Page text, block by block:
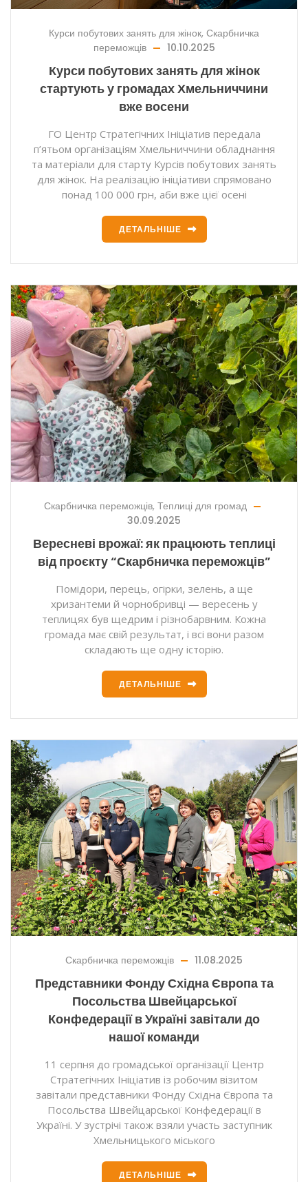
Курси побутових занять для жінок, Скарбничка
переможців
10.10.2025
Курси побутових занять для жінок
стартують у громадах Хмельниччини
вже восени
ГО Центр Стратегічних Ініціатив передала
п’ятьом організаціям Хмельниччини обладнання
та матеріали для старту Курсів побутових занять
для жінок. На реалізацію ініціативи спрямовано
понад 100 000 грн, аби вже цієї осені
ДЕТАЛЬНІШЕ
Скарбничка переможців, Теплиці для громад
30.09.2025
Вересневі врожаї: як працюють теплиці
від проєкту “Скарбничка переможців”
Помідори, перець, огірки, зелень, а ще
хризантеми й чорнобривці — вересень у
теплицях був щедрим і різнобарвним. Кожна
громада має свій результат, і всі вони разом
складають ще одну історію.
ДЕТАЛЬНІШЕ
Скарбничка переможців 11.08.2025
Представники Фонду Східна Європа та
Посольства Швейцарської
Конфедерації в Україні завітали до
нашої команди
11 серпня до громадської організації Центр
Стратегічних Ініціатив із робочим візитом
завітали представники Фонду Східна Європа та
Посольства Швейцарської Конфедерації в
Україні. У зустрічі також взяли участь заступник
Хмельницького міського
ДЕТАЛЬНІШЕ